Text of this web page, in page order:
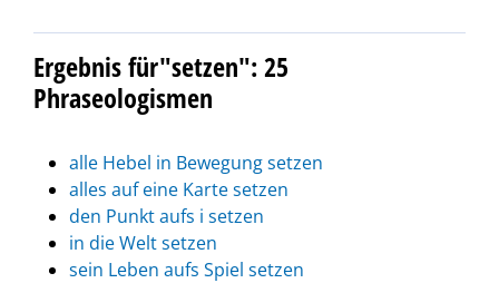
Ergebnis für"setzen": 25
Phraseologismen
alle Hebel in Bewegung setzen
alles auf eine Karte setzen
den Punkt aufs i setzen
in die Welt setzen
sein Leben aufs Spiel setzen